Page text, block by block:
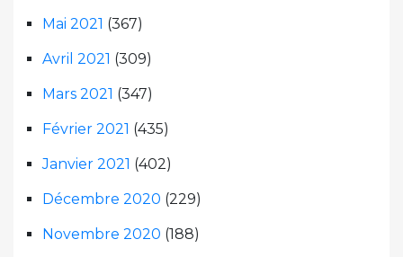
Mai 2021 (367)
Avril 2021 (309)
Mars 2021 (347)
Février 2021 (435)
Janvier 2021 (402)
Décembre 2020 (229)
Novembre 2020 (188)